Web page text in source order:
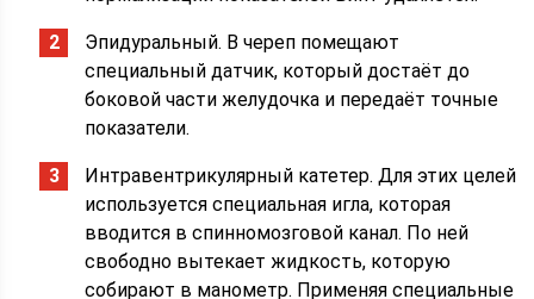
Эпидуральный. В череп помещают
специальный датчик, который достаёт до
боковой части желудочка и передаёт точные
показатели.
Интравентрикулярный катетер. Для этих целей
используется специальная игла, которая
вводится в спинномозговой канал. По ней
свободно вытекает жидкость, которую
собирают в манометр. Применяя специальные